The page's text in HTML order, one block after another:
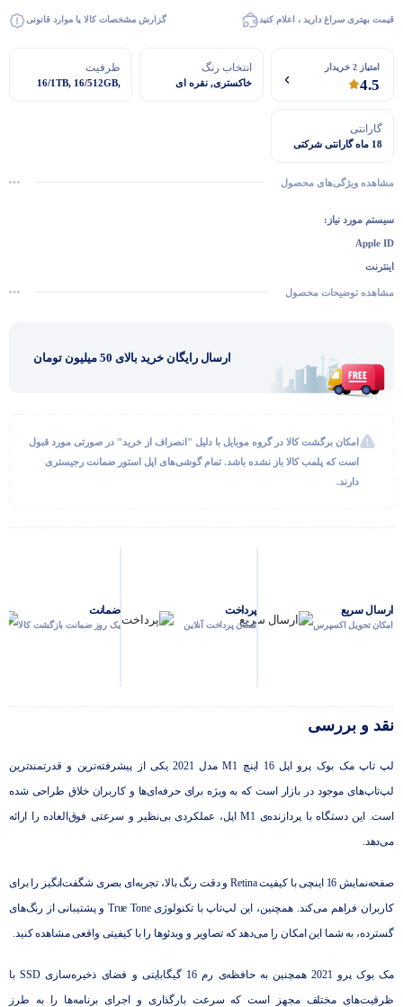
قیمت بهتری سراغ دارید ، اعلام کنید گزارش مشخصات کالا یا موارد قانونی
امتیاز 2 خریدار
4.5
انتخاب رنگ
خاکستری, نقره ای
ظرفیت
16/1TB, 16/512GB,
گارانتی
18 ماه گارانتی شرکتی
مشاهده ویژگی‌های محصول
سیستم مورد نیاز:
Apple ID
اینترنت
مشاهده توضیحات محصول
ارسال رایگان خرید بالای 50 میلیون تومان
امکان برگشت کالا در گروه موبایل با دلیل "انصراف از خرید" در صورتی مورد قبول
است که پلمب کالا باز نشده باشد. تمام گوشی‌های اپل استور ضمانت رجیستری
دارند.
ارسال سریع
امکان تحویل اکسپرس
پرداخت
امکان پرداخت آنلاین
ضمانت
یک روز ضمانت بازگشت کالا
نقد و بررسی
لپ تاپ مک بوک پرو اپل 16 اینچ M1 مدل 2021 یکی از پیشرفته‌ترین و قدرتمندترین
لپ‌تاپ‌های موجود در بازار است که به ویژه برای حرفه‌ای‌ها و کاربران خلاق طراحی شده
است. این دستگاه با پردازنده‌ی M1 اپل، عملکردی بی‌نظیر و سرعتی فوق‌العاده را ارائه
می‌دهد.
صفحه‌نمایش 16 اینچی با کیفیت Retina و دقت رنگ بالا، تجربه‌ای بصری شگفت‌انگیز را برای
کاربران فراهم می‌کند. همچنین، این لپ‌تاپ با تکنولوژی True Tone و پشتیبانی از رنگ‌های
گسترده، به شما این امکان را می‌دهد که تصاویر و ویدئوها را با کیفیتی واقعی مشاهده کنید.
مک بوک پرو 2021 همچنین به حافظه‌ی رم 16 گیگابایتی و فضای ذخیره‌سازی SSD با
ظرفیت‌های مختلف مجهز است که سرعت بارگذاری و اجرای برنامه‌ها را به طرز